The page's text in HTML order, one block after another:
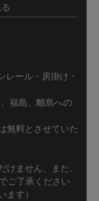
レール・房掛け・
福島、離島への
無料とさせていた
けません、また、
ご了承ください
ます）